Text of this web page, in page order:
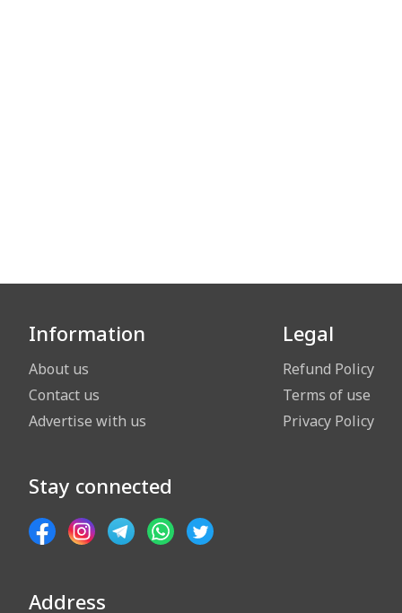
Information
About us
Contact us
Advertise with us
Legal
Refund Policy
Terms of use
Privacy Policy
Stay connected
Address